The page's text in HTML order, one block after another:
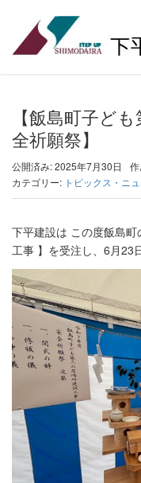
【飯島町子ど
全祈願祭】
公開済み: 2025年7月30日
カテゴリー: トピックス・ニ
下平建設は この度飯島
工事 】を受注し、6月23